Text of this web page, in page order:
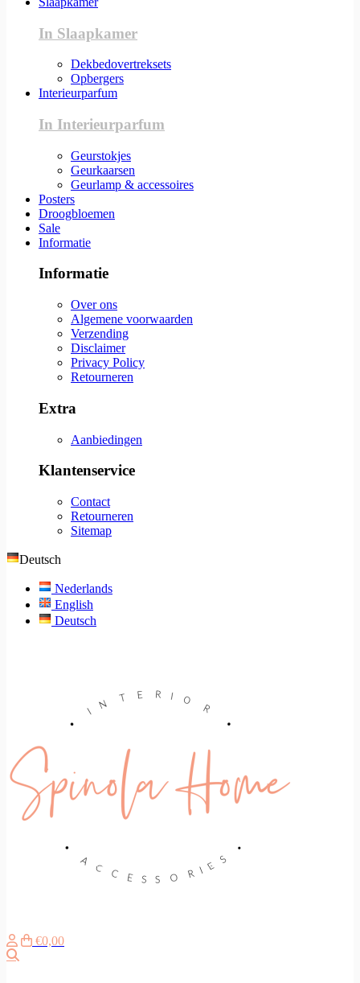
In Slaapkamer
Dekbedovertreksets
Opbergers
Interieurparfum
In Interieurparfum
Geurstokjes
Geurkaarsen
Geurlamp & accessoires
Posters
Droogbloemen
Sale
Informatie
Informatie
Over ons
Algemene voorwaarden
Verzending
Disclaimer
Privacy Policy
Retourneren
Extra
Aanbiedingen
Klantenservice
Contact
Retourneren
Sitemap
Deutsch
Nederlands
English
Deutsch
€0,00